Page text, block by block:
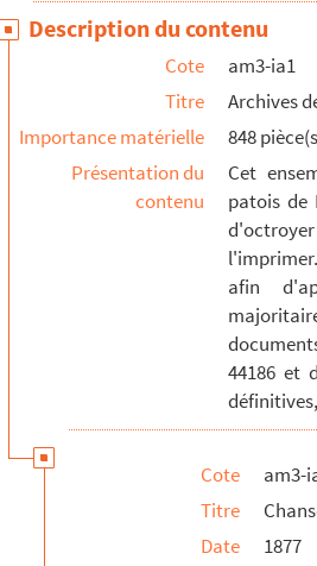
am3-ia1-1877-53. La fille amoureuse
am3-ia1-1877-53 bis. La fille
am3-ia1-1877-54. L'infidélité
am3-ia1-1878. Chansons de 1878
am3-ia1-1879. Chansons de 1879
am3-ia1-1880. Chansons de 1880
am3-ia1-1881. Chansons de
am3-ia1-1882. Chansons de 1882
am3-ia1-1883. Chansons de 1883
am3-ia1-1884. Chansons de 1884
am3-ia1-1885. Chansons de 1885
am3-ia1-1886. Chansons de 1886
am3-ia1-1887. Chansons de 1887
am3-ia1-1888. Chansons de 1888
am3-ia1-1889. Chansons de 1889
Description du contenu
Cote
am3-ia1
Titre
Archives
Importance matérielle
848
Présentation du
contenu
Cet
patois de
afin
44186 et
Cote
am3-
Titre
Date
1877